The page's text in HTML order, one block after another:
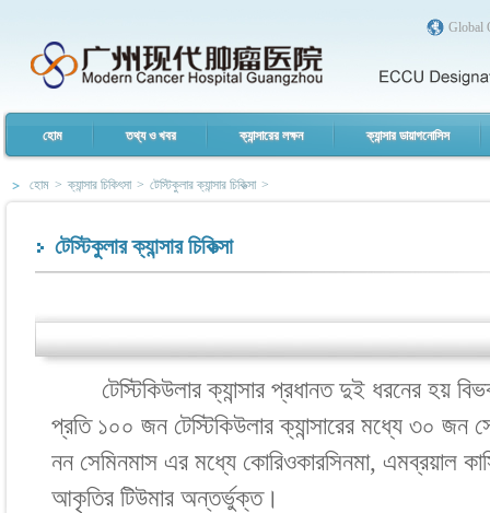
Global
হোম তথ্য ও খবর ক্যান্সারের লক্ষন ক্যান্সার ডায়াগনোসিস
হোম > ক্যান্সার চিকিৎসা > টেস্টিকুলার ক্যান্সার চিকিত্সা >
টেস্টিকুলার ক্যান্সার চিকিত্সা
টেস্টিকিউলার ক্যান্সার প্রধানত দুই ধরনের হয়
প্রতি ১০০ জন টেস্টিকিউলার ক্যান্সারের মধ্যে ৩০ জন
নন সেমিনমাস এর মধ্যে কোরিওকারসিনমা, এমব্রয়াল
আকৃতির টিউমার অন্তর্ভুক্ত।